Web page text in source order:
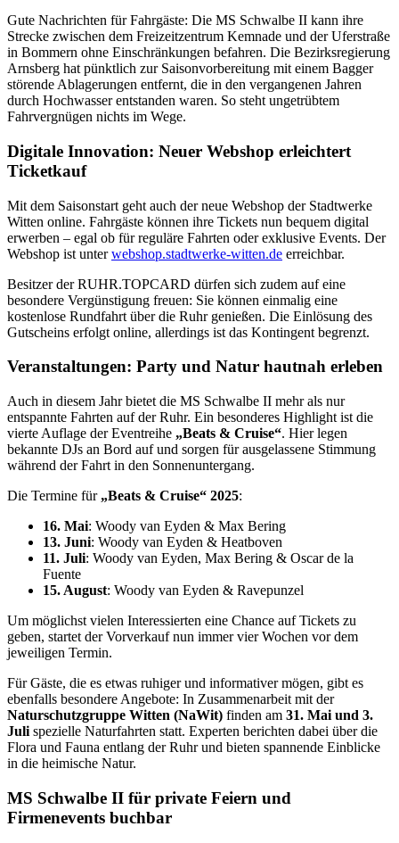
Gute Nachrichten für Fahrgäste: Die MS Schwalbe II kann ihre
Strecke zwischen dem Freizeitzentrum Kemnade und der Uferstraße
in Bommern ohne Einschränkungen befahren. Die Bezirksregierung
Arnsberg hat pünktlich zur Saisonvorbereitung mit einem Bagger
störende Ablagerungen entfernt, die in den vergangenen Jahren
durch Hochwasser entstanden waren. So steht ungetrübtem
Fahrvergnügen nichts im Wege.
Digitale Innovation: Neuer Webshop erleichtert
Ticketkauf
Mit dem Saisonstart geht auch der neue Webshop der Stadtwerke
Witten online. Fahrgäste können ihre Tickets nun bequem digital
erwerben – egal ob für reguläre Fahrten oder exklusive Events. Der
Webshop ist unterwebshop.stadtwerke-witten.de erreichbar.
Besitzer der RUHR.TOPCARD dürfen sich zudem auf eine
besondere Vergünstigung freuen: Sie können einmalig eine
kostenlose Rundfahrt über die Ruhr genießen. Die Einlösung des
Gutscheins erfolgt online, allerdings ist das Kontingent begrenzt.
Veranstaltungen: Party und Natur hautnah erleben
Auch in diesem Jahr bietet die MS Schwalbe II mehr als nur
entspannte Fahrten auf der Ruhr. Ein besonderes Highlight ist die
vierte Auflage der Eventreihe „Beats & Cruise“. Hier legen
bekannte DJs an Bord auf und sorgen für ausgelassene Stimmung
während der Fahrt in den Sonnenuntergang.
Die Termine für „Beats & Cruise“ 2025:
16. Mai: Woody van Eyden & Max Bering
13. Juni: Woody van Eyden & Heatboven
11. Juli: Woody van Eyden, Max Bering & Oscar de la
Fuente
15. August: Woody van Eyden & Ravepunzel
Um möglichst vielen Interessierten eine Chance auf Tickets zu
geben, startet der Vorverkauf nun immer vier Wochen vor dem
jeweiligen Termin.
Für Gäste, die es etwas ruhiger und informativer mögen, gibt es
ebenfalls besondere Angebote: In Zusammenarbeit mit der
Naturschutzgruppe Witten (NaWit) finden am 31. Mai und 3.
Juli spezielle Naturfahrten statt. Experten berichten dabei über die
Flora und Fauna entlang der Ruhr und bieten spannende Einblicke
in die heimische Natur.
MS Schwalbe II für private Feiern und
Firmenevents buchbar